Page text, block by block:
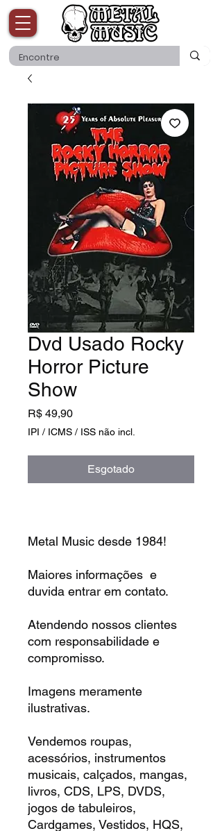
Dvd Usado Rocky
Horror Picture
Show
R$ 49,90Preço
IPI / ICMS / ISS não incl.
Esgotado
Metal Music desde 1984!
Maiores informações e
duvida entrar em contato.
Atendendo nossos clientes
com responsabilidade e
compromisso.
Imagens meramente
ilustrativas.
Vendemos roupas,
acessórios, instrumentos
musicais, calçados, mangas,
livros, CDS, LPS, DVDS,
jogos de tabuleiros,
Cardgames, Vestidos, HQS,